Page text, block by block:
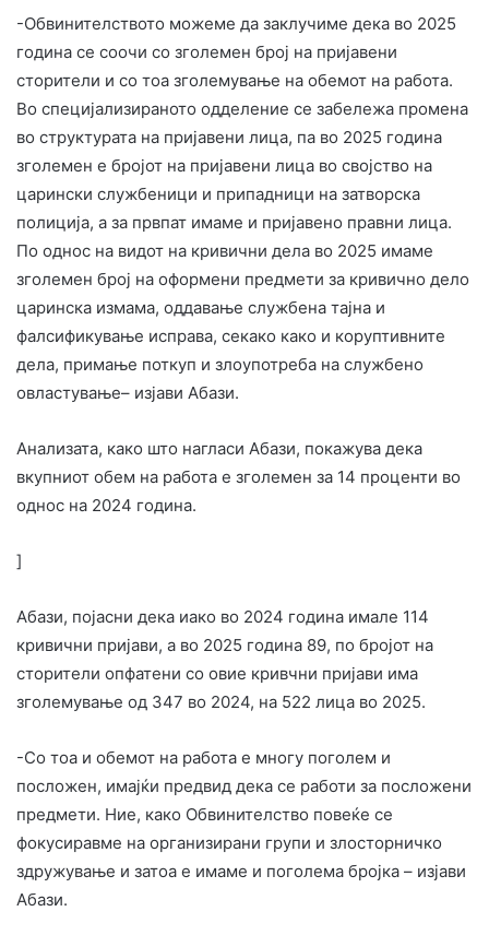
-Обвинителството можеме да заклучиме дека во 2025
година се соочи со зголемен број на пријавени
сторители и со тоа зголемување на обемот на работа.
Во специјализираното одделение се забележа промена
во структурата на пријавени лица, па во 2025 година
зголемен е бројот на пријавени лица во својство на
царински службеници и припадници на затворска
полиција, а за првпат имаме и пријавено правни лица.
По однос на видот на кривични дела во 2025 имаме
зголемен број на оформени предмети за кривично дело
царинска измама, оддавање службена тајна и
фалсификување исправа, секако како и коруптивните
дела, примање поткуп и злоупотреба на службено
овластување– изјави Абази.
Анализата, како што нагласи Абази, покажува дека
вкупниот обем на работа е зголемен за 14 проценти во
однос на 2024 година.
]
Абази, појасни дека иако во 2024 година имале 114
кривични пријави, а во 2025 година 89, по бројот на
сторители опфатени со овие кривчни пријави има
зголемување од 347 во 2024, на 522 лица во 2025.
-Со тоа и обемот на работа е многу поголем и
посложен, имајќи предвид дека се работи за посложени
предмети. Ние, како Обвинителство повеќе се
фокусиравме на организирани групи и злосторничко
здружување и затоа е имаме и поголема бројка – изјави
Абази.